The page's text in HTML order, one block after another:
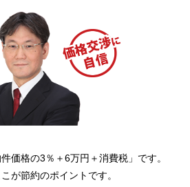
価格の3％＋6万円＋消費税」です。
が節約のポイントです。